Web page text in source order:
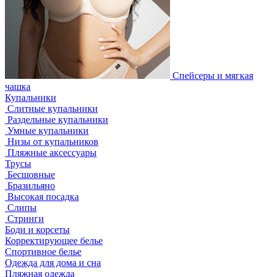
Спейсеры и мягкая
чашка
Купальники
Слитные купальники
Раздельные купальники
Умные купальники
Низы от купальников
Пляжные аксессуары
Трусы
Бесшовные
Бразильяно
Высокая посадка
Слипы
Стринги
Боди и корсеты
Корректирующее белье
Спортивное белье
Одежда для дома и сна
Пляжная одежда